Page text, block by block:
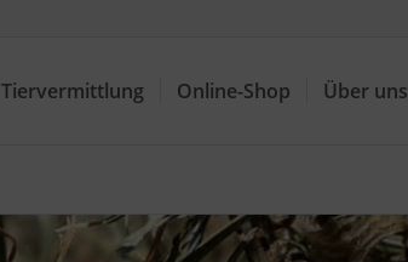
Tiervermittlung Online-Shop Über uns